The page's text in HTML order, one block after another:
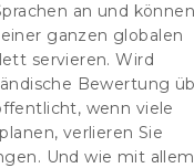
an und
ganzen globalen
servieren. Wird
Bewertung
wenn viele
verlieren Sie
Und wie mit